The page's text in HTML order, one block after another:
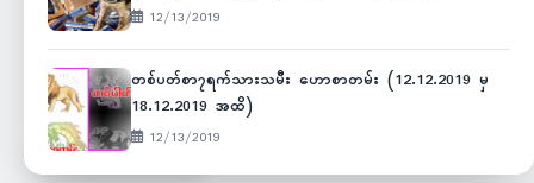
12/13/2019
တစ်ပတ်စာ၇ရက်သားသမီး ဟောစာတမ်း (12.12.2019 မှ
18.12.2019 အထိ)
12/13/2019
Unicode ဇော်ဂျီ